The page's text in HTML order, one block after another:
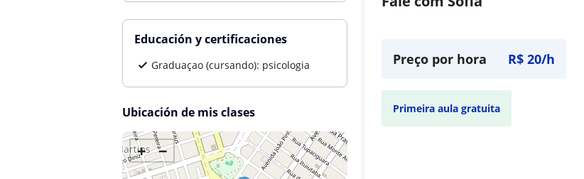
Educación y certificaciones
Graduaçao (cursando): psicologia
Ubicación de mis clases
+ −
Preço por hora R$ 20/h
Primeira aula gratuita